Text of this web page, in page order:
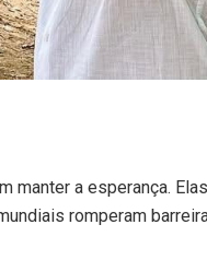
manter a esperança.
romperam